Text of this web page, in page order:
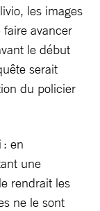
les images
avancer
le début
serait
du policier
: en
une
rendrait les
ne le sont